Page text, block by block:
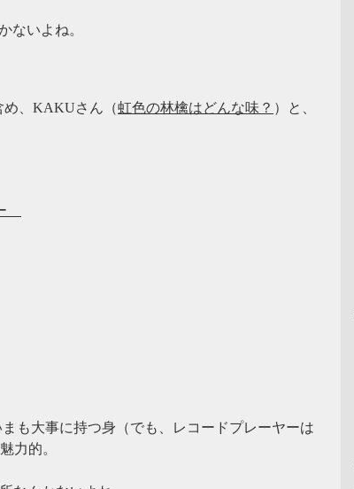
ないよね。
め、KAKUさん（虹色の林檎はどんな味？ ）と、
も大事に持つ身（でも、レコードプレーヤーは
力的。